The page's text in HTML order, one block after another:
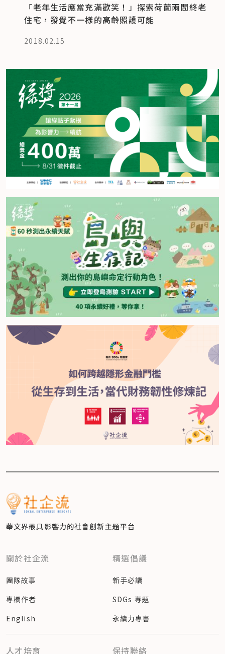
「老年生活應當充滿歡笑！」探索荷蘭兩間終老
住宅，發覺不一樣的高齡照護可能
2018.02.15
華文界最具影響力的社會創新主題平台
關於社企流
團隊故事
專欄作者
English
精選倡議
新手必讀
SDGs 專題
永續力專書
人才培育 保持聯絡